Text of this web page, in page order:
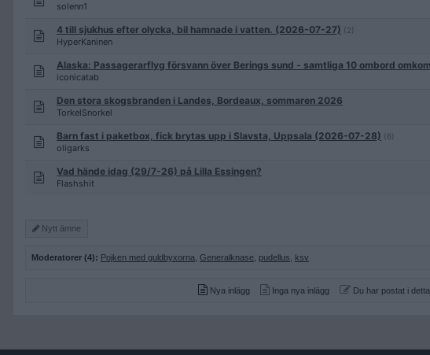
solenn1
4 till sjukhus efter olycka, bil hamnade i vatten. (2026-07-27) (2)
HyperKaninen
Alaska: Passagerarflyg försvann över Berings sund - samtliga 10 ombord
iconicatab
Den stora skogsbranden i Landes, Bordeaux, sommaren 2026
TorkelSnorkel
Barn fast i paketbox, fick brytas upp i Slavsta, Uppsala (2026-07-28) (6)
oligarks
Vad hände idag (29/7-26) på Lilla Essingen?
Flashshit
Nytt ämne
Moderatorer (4): Pojken med guldbyxorna Generalknase pudellus ksv
Nya inlägg Inga nya inlägg Du har postat i